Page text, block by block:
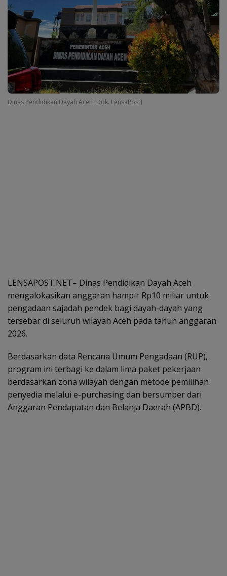
Dinas Pendidikan Dayah Aceh [Dok. LensaPost]
LENSAPOST.NET– Dinas Pendidikan Dayah Aceh
mengalokasikan anggaran hampir Rp10 miliar untuk
pengadaan sajadah pendek bagi dayah-dayah yang
tersebar di seluruh wilayah Aceh pada tahun anggaran
2026.
Berdasarkan data Rencana Umum Pengadaan (RUP),
program ini terbagi ke dalam lima paket pekerjaan
berdasarkan zona wilayah dengan metode pemilihan
penyedia melalui e-purchasing dan bersumber dari
Anggaran Pendapatan dan Belanja Daerah (APBD).